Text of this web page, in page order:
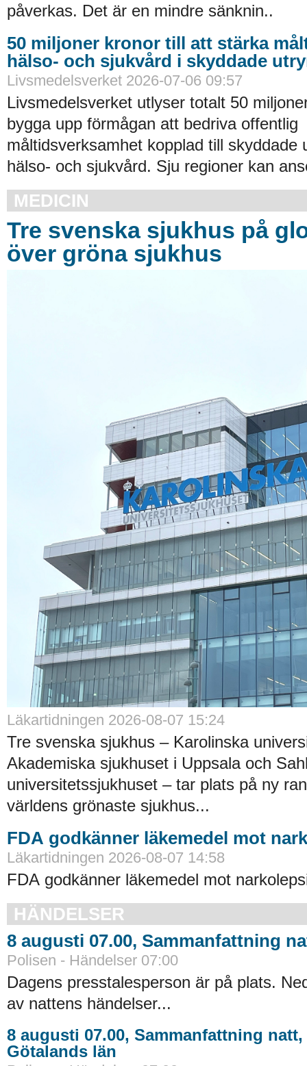
påverkas. Det är en mindre sänknin..
50 miljoner kronor till att stärka
hälso- och sjukvård i skyddade
Livsmedelsverket 2026-07-06 09:57
Livsmedelsverket utlyser totalt 50
bygga upp förmågan att bedriva offentlig
måltidsverksamhet kopplad till skyddade
hälso- och sjukvård. Sju regioner kan
MEDICIN
Tre svenska sjukhus på
över gröna sjukhus
Läkartidningen 2026-08-07 15:24
Tre svenska sjukhus – Karolinska
Akademiska sjukhuset i Uppsala och
universitetssjukhuset – tar plats på ny
världens grönaste sjukhus...
FDA godkänner läkemedel mot
Läkartidningen 2026-08-07 14:58
FDA godkänner läkemedel mot
HÄNDELSER
8 augusti 07.00, Sammanfattning
Polisen - Händelser 07:00
Dagens presstalesperson är på plats.
av nattens händelser...
8 augusti 07.00, Sammanfattning natt,
Götalands län